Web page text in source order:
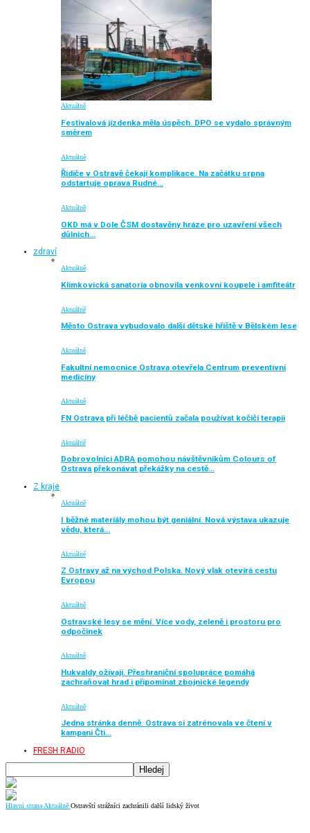
Aktuálně
Festivalová jízdenka měla úspěch. DPO se vydalo správným
směrem
Aktuálně
Řidiče v Ostravě čekají komplikace. Na začátku srpna
odstartuje oprava Rudné…
Aktuálně
OKD má v Dole ČSM dostavěny hráze pro uzavření všech
důlních…
zdraví
Aktuálně
Klimkovická sanatoria obnovila venkovní koupele i amfiteátr
Aktuálně
Město Ostrava vybudovalo další dětské hřiště v Bělském lese
Aktuálně
Fakultní nemocnice Ostrava otevřela Centrum preventivní
medicíny
Aktuálně
FN Ostrava při léčbě pacientů začala používat kočičí terapii
Aktuálně
Dobrovolníci ADRA pomohou návštěvníkům Colours of
Ostrava překonávat překážky na cestě…
Z kraje
Aktuálně
I běžné materiály mohou být geniální. Nová výstava ukazuje
vědu, která…
Aktuálně
Z Ostravy až na východ Polska. Nový vlak otevírá cestu
Evropou
Aktuálně
Ostravské lesy se mění. Více vody, zeleně i prostoru pro
odpočinek
Aktuálně
Hukvaldy ožívají. Přeshraniční spolupráce pomáhá
zachraňovat hrad i připomínat zbojnické legendy
Aktuálně
Jedna stránka denně. Ostrava si zatrénovala ve čtení v
kampani Čti…
FRESH RADIO
Hlavní strana Aktuálně Ostravští strážníci zachránili další lidský život